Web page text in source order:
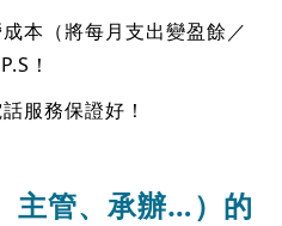
本（將每月支出變盈餘／
！
服務保證好！
主管、承辦…）的